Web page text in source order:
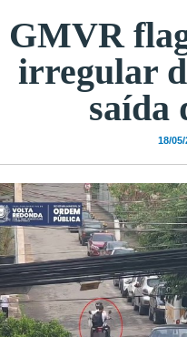
GMVR
irregular
saída
18/